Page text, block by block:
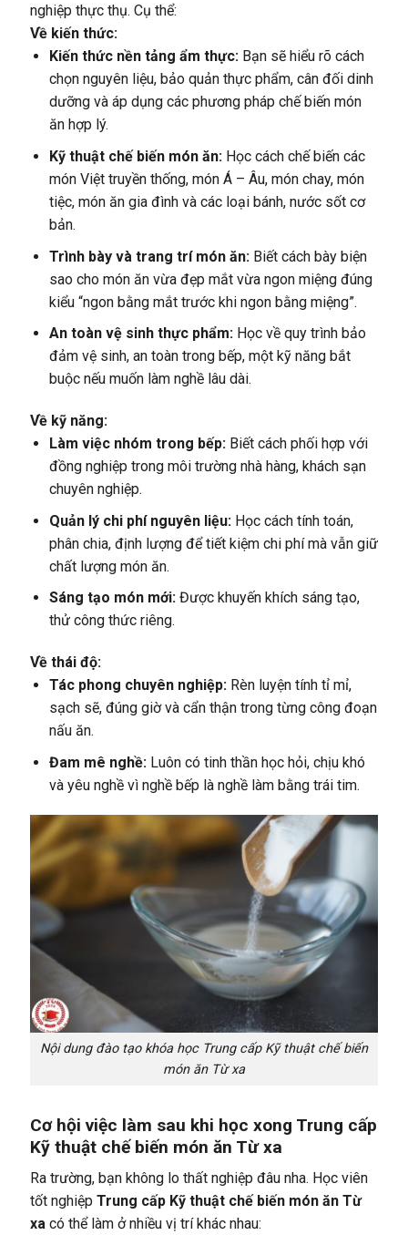
nghiệp thực thụ. Cụ thể:
Về kiến thức:
Kiến thức nền tảng ẩm thực:Bạn sẽ hiểu rõ cách
chọn nguyên liệu, bảo quản thực phẩm, cân đối dinh
dưỡng và áp dụng các phương pháp chế biến món
ăn hợp lý.
Kỹ thuật chế biến món ăn:Học cách chế biến các
món Việt truyền thống, món Á – Âu, món chay, món
tiệc, món ăn gia đình và các loại bánh, nước sốt cơ
bản.
Trình bày và trang trí món ăn:Biết cách bày biện
sao cho món ăn vừa đẹp mắt vừa ngon miệng đúng
kiểu “ngon bằng mắt trước khi ngon bằng miệng”.
An toàn vệ sinh thực phẩm:Học về quy trình bảo
đảm vệ sinh, an toàn trong bếp, một kỹ năng bắt
buộc nếu muốn làm nghề lâu dài.
Về kỹ năng:
Làm việc nhóm trong bếp:Biết cách phối hợp với
đồng nghiệp trong môi trường nhà hàng, khách sạn
chuyên nghiệp.
Quản lý chi phí nguyên liệu:Học cách tính toán,
phân chia, định lượng để tiết kiệm chi phí mà vẫn giữ
chất lượng món ăn.
Sáng tạo món mới:Được khuyến khích sáng tạo,
thử công thức riêng.
Về thái độ:
Tác phong chuyên nghiệp:Rèn luyện tính tỉ mỉ,
sạch sẽ, đúng giờ và cẩn thận trong từng công đoạn
nấu ăn.
Đam mê nghề:Luôn có tinh thần học hỏi, chịu khó
và yêu nghề vì nghề bếp là nghề làm bằng trái tim.
Nội dung đào tạo khóa học Trung cấp Kỹ thuật chế biến
món ăn Từ xa
Cơ hội việc làm sau khi học xong Trung cấp
Kỹ thuật chế biến món ăn Từ xa
Ra trường, bạn không lo thất nghiệp đâu nha. Học viên
tốt nghiệp Trung cấp Kỹ thuật chế biến món ăn Từ
xacó thể làm ở nhiều vị trí khác nhau: